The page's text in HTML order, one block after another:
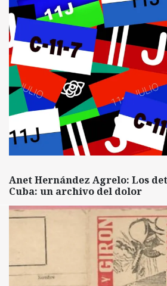
Anet Hernández Agrelo: Los
Cuba: un archivo del dolor